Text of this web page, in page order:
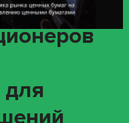
для